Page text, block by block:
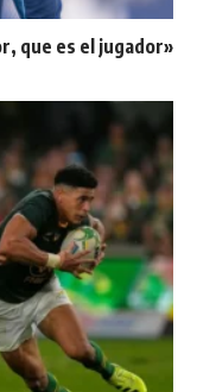
que es el jugador»